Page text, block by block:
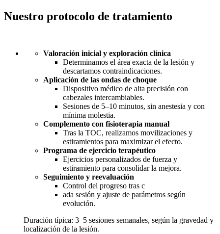
Nuestro protocolo de tratamiento
Valoración inicial y exploración clínica
Determinamos el área exacta de la lesión y
descartamos contraindicaciones.
Aplicación de las ondas de choque
Dispositivo médico de alta precisión con
cabezales intercambiables.
Sesiones de 5–10 minutos, sin anestesia y con
mínima molestia.
Complemento con fisioterapia manual
Tras la TOC, realizamos movilizaciones y
estiramientos para maximizar el efecto.
Programa de ejercicio terapéutico
Ejercicios personalizados de fuerza y
estiramiento para consolidar la mejora.
Seguimiento y reevaluación
Control del progreso tras c
ada sesión y ajuste de parámetros según
evolución.
Duración típica: 3–5 sesiones semanales, según la gravedad y
localización de la lesión.